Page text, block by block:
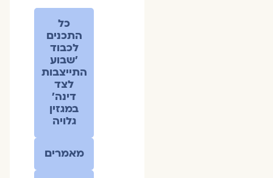
כל
התכנים
לכבוד
׳שבוע
התייצבות
לצד
דינה׳
במגזין
גלויה
מאמרים